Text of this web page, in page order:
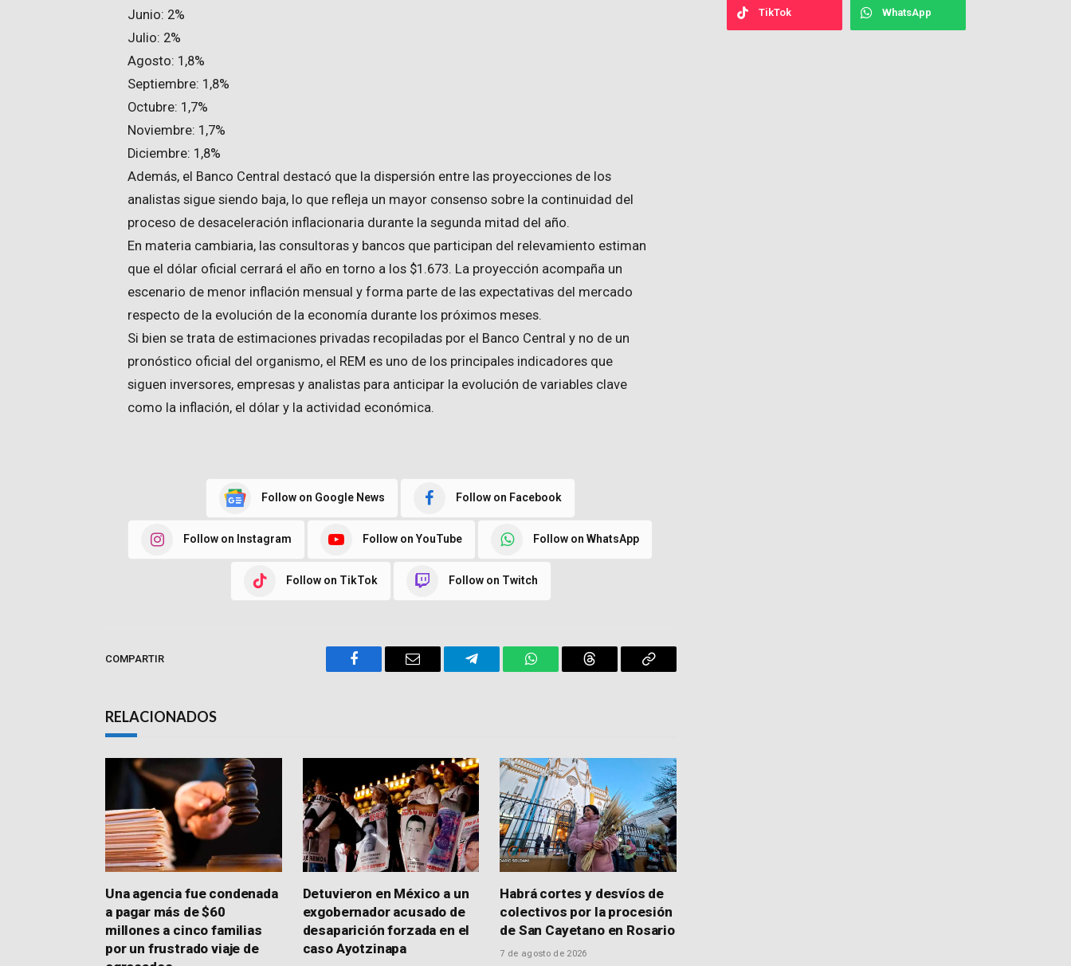
Junio: 2%
Julio: 2%
Agosto: 1,8%
Septiembre: 1,8%
Octubre: 1,7%
Noviembre: 1,7%
Diciembre: 1,8%
Además, el Banco Central destacó que la dispersión entre las proyecciones de los
analistas sigue siendo baja, lo que refleja un mayor consenso sobre la continuidad del
proceso de desaceleración inflacionaria durante la segunda mitad del año.
En materia cambiaria, las consultoras y bancos que participan del relevamiento estiman
que el dólar oficial cerrará el año en torno a los $1.673. La proyección acompaña un
escenario de menor inflación mensual y forma parte de las expectativas del mercado
respecto de la evolución de la economía durante los próximos meses.
Si bien se trata de estimaciones privadas recopiladas por el Banco Central y no de un
pronóstico oficial del organismo, el REM es uno de los principales indicadores que
siguen inversores, empresas y analistas para anticipar la evolución de variables clave
como la inflación, el dólar y la actividad económica.
Follow on Google News Follow on Facebook
Follow on Instagram Follow on YouTube Follow on WhatsApp
Follow on TikTok Follow on Twitch
COMPARTIR
Facebook Email Telegram WhatsAppThreads
Copy
RELACIONADOS
Una agencia fue condenada
a pagar más de $60
millones a cinco familias
por un frustrado viaje de
Detuvieron en México a un
exgobernador acusado de
desaparición forzada en el
caso Ayotzinapa
Habrá cortes y desvíos de
colectivos por la procesión
de San Cayetano en Rosario
7 de agosto de 2026
TikTok WhatsApp